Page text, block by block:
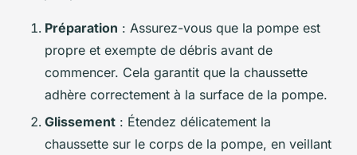
Préparation : Assurez-vous que la pompe est
propre et exempte de débris avant de
commencer. Cela garantit que la chaussette
adhère correctement à la surface de la pompe.
Glissement : Étendez délicatement la
chaussette sur le corps de la pompe, en veillant